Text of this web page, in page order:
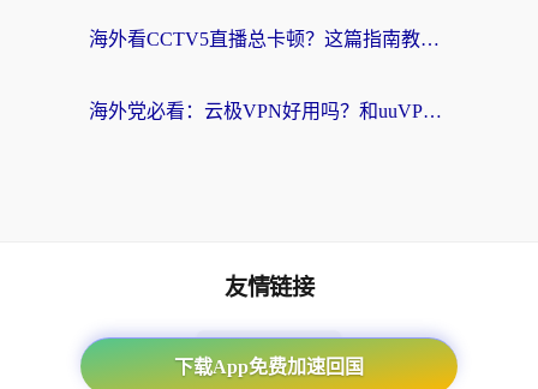
海外看CCTV5直播总卡顿？这篇指南教你选对回国加速器，无缝刷国内资源
海外党必看：云极VPN好用吗？和uuVPN对比哪个回国效果更好？附真实体验+避坑指南
下载App免费加速回国
友情链接
海外回国加速器